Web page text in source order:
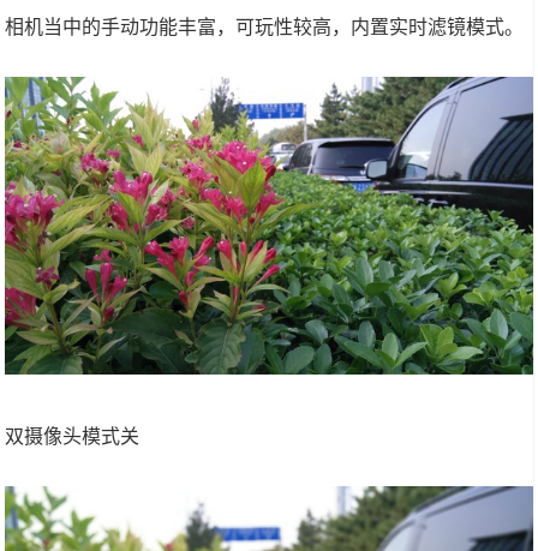
相机当中的手动功能丰富，可玩性较高，内置实时滤镜模式。
双摄像头模式关